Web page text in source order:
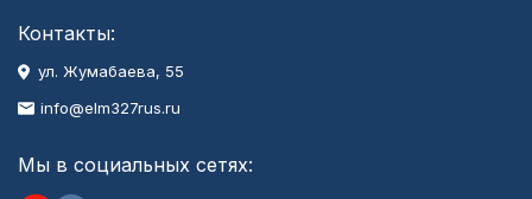
Контакты:
ул. Жумабаева, 55
info@elm327rus.ru
Мы в социальных сетях: